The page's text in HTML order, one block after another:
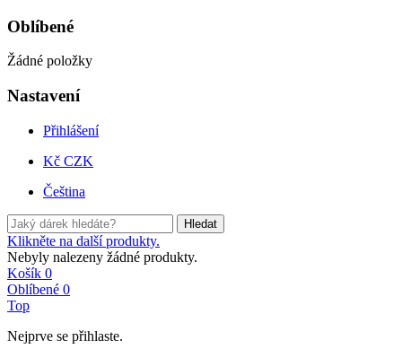
Oblíbené
Žádné položky
Nastavení
Přihlášení
Kč CZK
Čeština
Hledat
Klikněte na další produkty.
Nebyly nalezeny žádné produkty.
Košík 0
Oblíbené 0
Top
Nejprve se přihlaste.